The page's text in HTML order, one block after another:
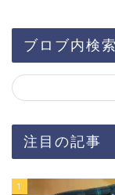
ブロブ内検索
注目の記事
1